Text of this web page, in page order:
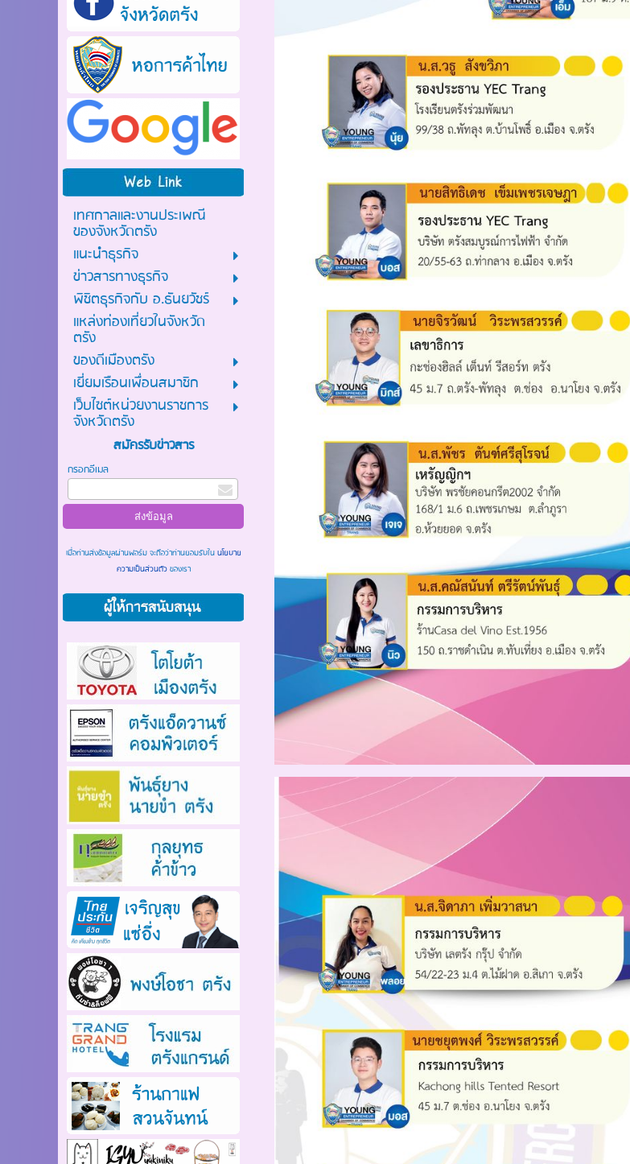
เทศกาลและงานประเพณี
ของจังหวัดตรัง
แนะนำธุรกิจ
ข่าวสารทางธุรกิจ
พิชิตธุรกิจกับ อ.ธันยวัชร์
แหล่งท่องเที่ยวในจังหวัด
ตรัง
ของดีเมืองตรัง
เยี่ยมเรือนเพื่อนสมาชิก
เว็บไซต์หน่วยงานราชการ
จังหวัดตรัง
สมัครรับข่าวสาร
กรอกอีเมล
เมื่อท่านส่งข้อมูลผ่านฟอร์ม จะถือว่าท่านยอมรับในนโยบาย
ความเป็นส่วนตัวของเรา